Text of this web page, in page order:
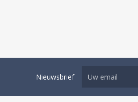
Nieuwsbrief